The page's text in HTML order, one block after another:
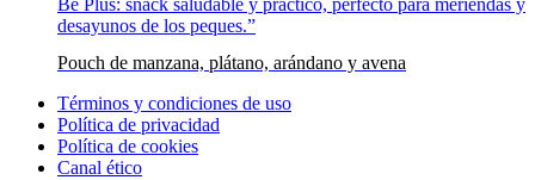
Pouch de manzana, plátano, arándano y avena
Términos y condiciones de uso
Política de privacidad
Política de cookies
Canal ético